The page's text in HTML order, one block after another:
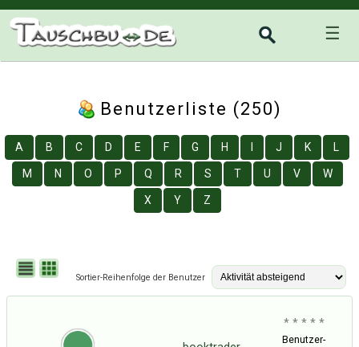
☰
Benutzerliste (250)
A B C D E F G H J K L
M N O P Q R S T U V W
X Y Z
Sortier-Reihenfolge der Benutzer
* * * * *
Benutzer-